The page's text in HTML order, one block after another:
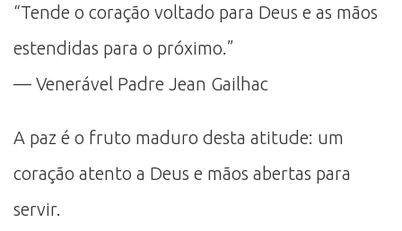
“Tende o coração voltado para Deus e as mãos
estendidas para o próximo.”
— Venerável Padre Jean Gailhac
A paz é o fruto maduro desta atitude: um
coração atento a Deus e mãos abertas para
servir.